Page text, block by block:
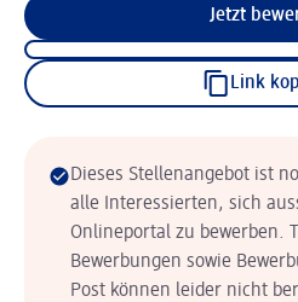
Jetzt
Link
Dieses Stellenangebot ist
alle Interessierten, sich
Onlineportal zu bewerben.
Bewerbungen sowie
Post können leider nicht